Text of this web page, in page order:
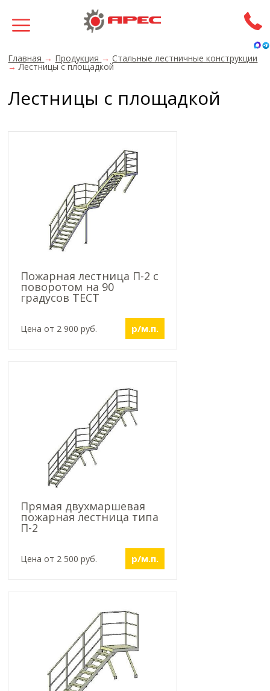
Главная → Продукция → Стальные лестничные конструкции
→ Лестницы с площадкой
Лестницы с площадкой
Пожарная лестница П-2 с
поворотом на 90
градусов ТЕСТ
Цена от 2 900 руб. р/м.п.
Прямая двухмаршевая
пожарная лестница типа
П-2
Цена от 2 500 руб. р/м.п.